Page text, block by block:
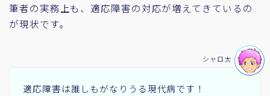
筆者の実務上も、適応障害の対応が増えてきているの
が現状です。
適応障害は誰しもがなりうる現代病です！
シャロ太